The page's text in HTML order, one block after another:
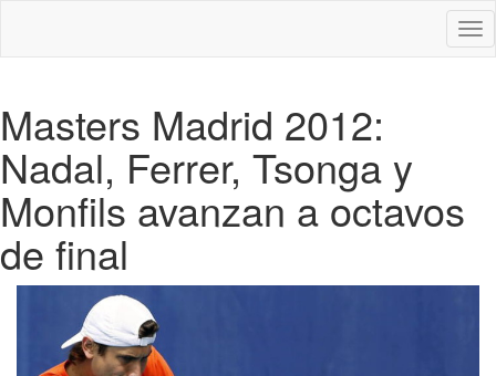
Masters Madrid 2012:
Nadal, Ferrer, Tsonga y
Monfils avanzan a octavos
de final